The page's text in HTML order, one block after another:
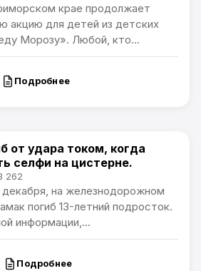
крае продолжает
акцию для детей из детских
Морозу». Любой, кто...
Подробнее
края
от удара током, когда
селфи на цистерне.
262
декабря, на железнодорожном
погиб 13-летний подросток.
информации,...
Подробнее